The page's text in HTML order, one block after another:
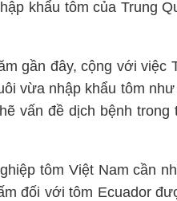
khẩu tôm của Trung
gần đây, cộng với việc
vừa nhập khẩu tôm
vấn đề dịch bệnh
tôm Việt Nam cần
đối với tôm Ecuador